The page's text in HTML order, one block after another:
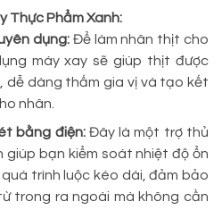
Thực Phẩm Xanh:
dụng: Để làm nhân thịt cho
máy xay sẽ giúp thịt được
dễ dàng thấm gia vị và tạo kết
nhân.
bằng điện: Đây là một trợ thủ
giúp bạn kiểm soát nhiệt độ ổn
trình luộc kéo dài, đảm bảo
trong ra ngoài mà không cần